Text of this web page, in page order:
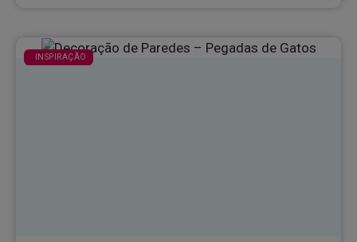
INSPIRAÇÃO